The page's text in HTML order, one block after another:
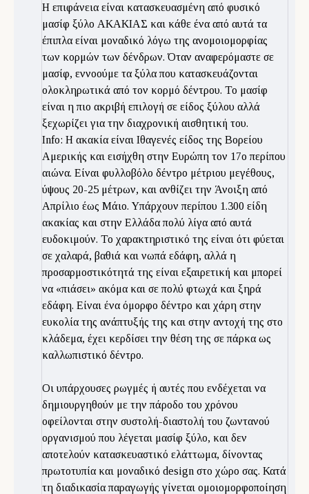
Η επιφάνεια είναι κατασκευασμένη από φυσικό
μασίφ ξύλο ΑΚΑΚΙΑΣ και κάθε ένα από αυτά τα
έπιπλα είναι μοναδικό λόγω της ανομοιομορφίας
των κορμών των δένδρων. Όταν αναφερόμαστε σε
μασίφ, εννοούμε τα ξύλα που κατασκευάζονται
ολοκληρωτικά από τον κορμό δέντρου. Το μασίφ
είναι η πιο ακριβή επιλογή σε είδος ξύλου αλλά
ξεχωρίζει για την διαχρονική αισθητική του.
Info: Η ακακία είναι Ιθαγενές είδος της Βορείου
Αμερικής και εισήχθη στην Ευρώπη τον 17ο περίπου
αιώνα. Είναι φυλλοβόλο δέντρο μέτριου μεγέθους,
ύψους 20-25 μέτρων, και ανθίζει την Άνοιξη από
Απρίλιο έως Μάιο. Υπάρχουν περίπου 1.300 είδη
ακακίας και στην Ελλάδα πολύ λίγα από αυτά
ευδοκιμούν. Το χαρακτηριστικό της είναι ότι φύεται
σε χαλαρά, βαθιά και νωπά εδάφη, αλλά η
προσαρμοστικότητά της είναι εξαιρετική και μπορεί
να «πιάσει» ακόμα και σε πολύ φτωχά και ξηρά
εδάφη. Είναι ένα όμορφο δέντρο και χάρη στην
ευκολία της ανάπτυξής της και στην αντοχή της στο
κλάδεμα, έχει κερδίσει την θέση της σε πάρκα ως
καλλωπιστικό δέντρο.
Οι υπάρχουσες ρωγμές ή αυτές που ενδέχεται να
δημιουργηθούν με την πάροδο του χρόνου
οφείλονται στην συστολή-διαστολή του ζωντανού
οργανισμού που λέγεται μασίφ ξύλο, και δεν
αποτελούν κατασκευαστικό ελάττωμα, δίνοντας
πρωτοτυπία και μοναδικό design στο χώρο σας. Κατά
τη διαδικασία παραγωγής γίνεται ομοιομορφοποίηση